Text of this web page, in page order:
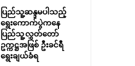
ပြည်သူ့ဆန္ဒမပါသည့်
ရွေးကောက်ပွဲကနေ
ပြည်သူ့လွှတ်တော်
ဥက္ကဋ္ဌအဖြစ် ဦးခင်ရီ
ရွေးချယ်ခံရ